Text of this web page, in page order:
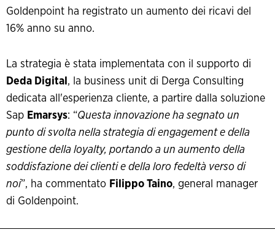
Goldenpoint ha registrato un aumento dei ricavi del
16% anno su anno.
La strategia è stata implementata con il supporto di
Deda Digital , la business unit di Derga Consulting
dedicata all'esperienza cliente, a partire dalla soluzione
Sap Emarsys: “Questa innovazione ha segnato un
punto di svolta nella strategia di engagement e della
gestione della loyalty, portando a un aumento della
soddisfazione dei clienti e della loro fedeltà verso di
noi”, ha commentato Filippo Taino, general manager
di Goldenpoint.